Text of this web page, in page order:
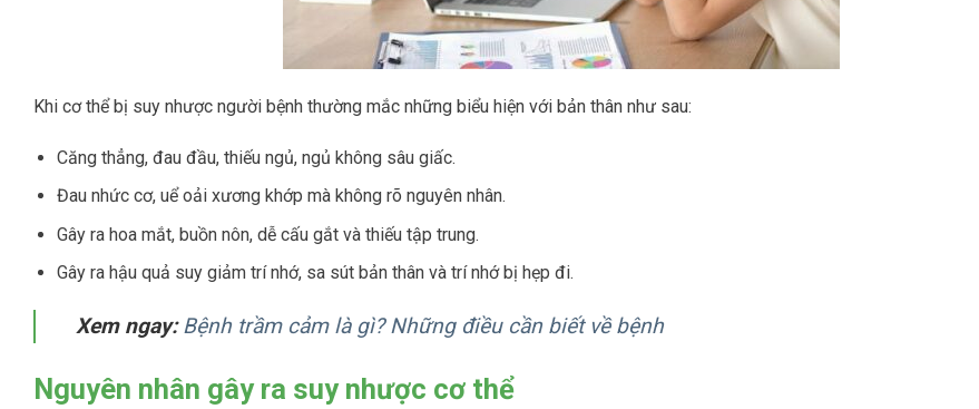
Khi cơ thể bị suy nhược người bệnh thường mắc những biểu hiện với bản thân như sau:
Căng thẳng, đau đầu, thiếu ngủ, ngủ không sâu giấc.
Đau nhức cơ, uể oải xương khớp mà không rõ nguyên nhân.
Gây ra hoa mắt, buồn nôn, dễ cấu gắt và thiếu tập trung.
Gây ra hậu quả suy giảm trí nhớ, sa sút bản thân và trí nhớ bị hẹp đi.
Xem ngay: Bệnh trầm cảm là gì? Những điều cần biết về bệnh
Nguyên nhân gây ra suy nhược cơ thể